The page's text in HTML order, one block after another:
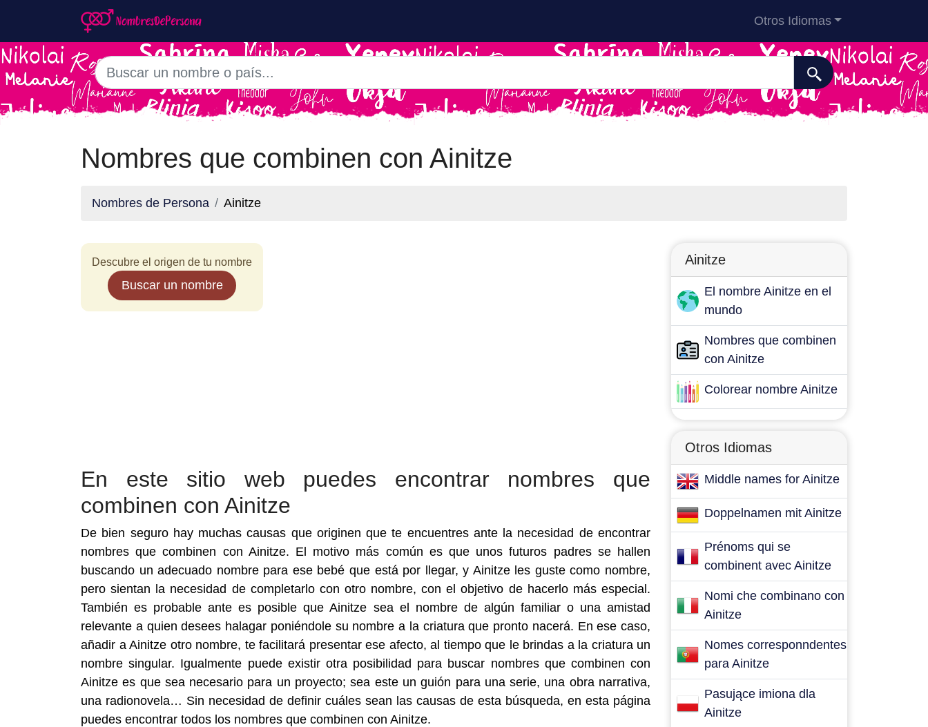
Otros Idiomas
Nombres que combinen con Ainitze
Nombres de Persona Ainitze
Descubre el origen de tu nombre
Buscar un nombre
En este sitio web puedes encontrar nombres que
combinen con Ainitze
De bien seguro hay muchas causas que originen que te encuentres ante la necesidad de encontrar
nombres que combinen con Ainitze. El motivo más común es que unos futuros padres se hallen
buscando un adecuado nombre para ese bebé que está por llegar, y Ainitze les guste como nombre,
pero sientan la necesidad de completarlo con otro nombre, con el objetivo de hacerlo más especial.
También es probable ante es posible que Ainitze sea el nombre de algún familiar o una amistad
relevante a quien desees halagar poniéndole su nombre a la criatura que pronto nacerá. En ese caso,
añadir a Ainitze otro nombre, te facilitará presentar ese afecto, al tiempo que le brindas a la criatura un
nombre singular. Igualmente puede existir otra posibilidad para buscar nombres que combinen con
Ainitze es que sea necesario para un proyecto; sea este un guión para una serie, una obra narrativa,
una radionovela… Sin necesidad de definir cuáles sean las causas de esta búsqueda, en esta página
puedes encontrar todos los nombres que combinen con Ainitze.
Ainitze
El nombre Ainitze en el
mundo
Nombres que combinen
con Ainitze
Colorear nombre Ainitze
Otros Idiomas
Middle names for Ainitze
Doppelnamen mit Ainitze
Prénoms qui se
combinent avec Ainitze
Nomi che combinano con
Ainitze
Nomes corresponndentes
para Ainitze
Pasujące imiona dla
Ainitze